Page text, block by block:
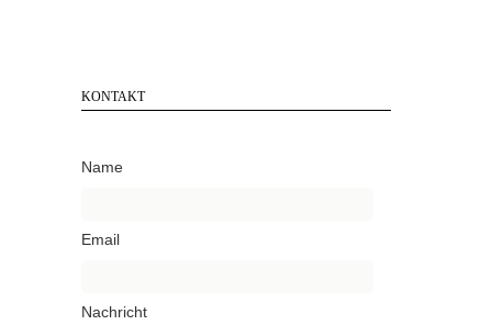
KONTAKT
Name
Email
Nachricht